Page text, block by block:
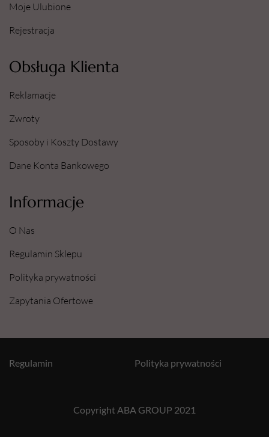
Moje Ulubione
Rejestracja
Obsługa Klienta
Reklamacje
Zwroty
Sposoby i Koszty Dostawy
Dane Konta Bankowego
Informacje
O Nas
Regulamin Sklepu
Polityka prywatności
Zapytania Ofertowe
Copyright ABA GROUP 2021
Polityka prywatności
Regulamin